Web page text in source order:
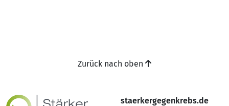
staerkergegenkrebs.de
Zurück nach oben